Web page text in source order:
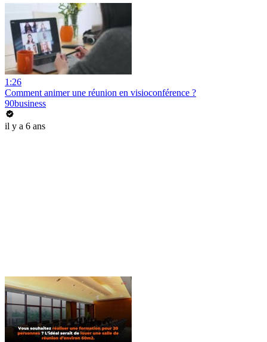
1:26
Comment animer une réunion en visioconférence ?
90business
il y a 6 ans